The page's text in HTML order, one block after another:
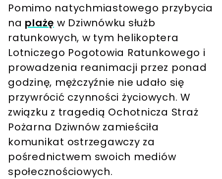
Pomimo natychmiastowego przybycia
na plażę w Dziwnówku służb
ratunkowych, w tym helikoptera
Lotniczego Pogotowia Ratunkowego i
prowadzenia reanimacji przez ponad
godzinę, mężczyźnie nie udało się
przywrócić czynności życiowych. W
związku z tragedią Ochotnicza Straż
Pożarna Dziwnów zamieściła
komunikat ostrzegawczy za
pośrednictwem swoich mediów
społecznościowych.